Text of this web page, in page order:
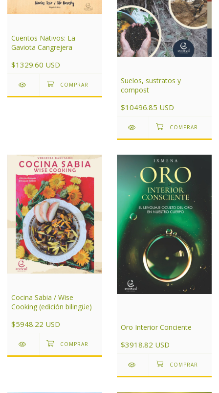
Cuentos Nativos: La
Gaviota Cangrejera
$1329.60 USD
Suelos, sustratos y
compost
$10496.85 USD
Cocina Sabia / Wise
Cooking (edición bilingüe)
$5948.22 USD Oro Interior Conciente
$3918.82 USD